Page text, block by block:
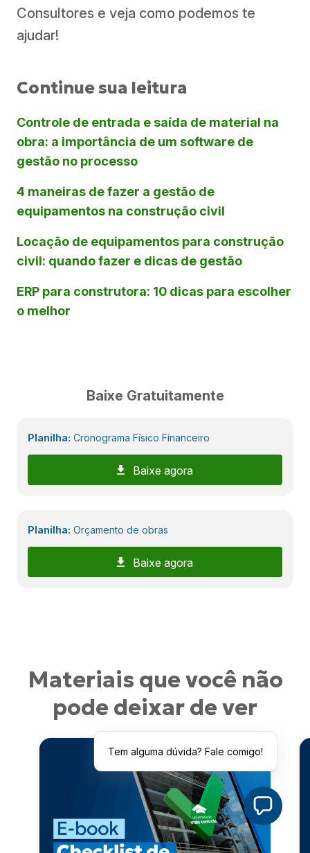
Consultores e veja como podemos te
ajudar!
Continue sua leitura
Controle de entrada e saída de material na
obra: a importância de um software de
gestão no processo
4 maneiras de fazer a gestão de
equipamentos na construção civil
Locação de equipamentos para construção
civil: quando fazer e dicas de gestão
ERP para construtora: 10 dicas para escolher
o melhor
Baixe Gratuitamente
Planilha: Cronograma Físico Financeiro
Baixe agora
Planilha: Orçamento de obras
Baixe agora
Materiais que você não
pode deixar de ver
Tem alguma dúvida? Fale comigo!